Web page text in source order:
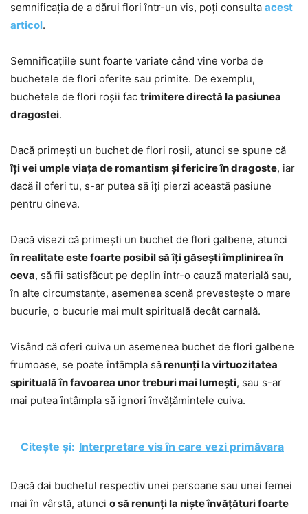
semnificația de a dărui flori într-un vis, poți consulta acest
articol.
Semnificațiile sunt foarte variate când vine vorba de
buchetele de flori oferite sau primite. De exemplu,
buchetele de flori roșii fac trimitere directă la pasiunea
dragostei.
Dacă primești un buchet de flori roșii, atunci se spune că
îți vei umple viața de romantism și fericire în dragoste, iar
dacă îl oferi tu, s-ar putea să îți pierzi această pasiune
pentru cineva.
Dacă visezi că primești un buchet de flori galbene, atunci
în realitate este foarte posibil să îți găsești împlinirea în
ceva, să fii satisfăcut pe deplin într-o cauză materială sau,
în alte circumstanțe, asemenea scenă prevestește o mare
bucurie, o bucurie mai mult spirituală decât carnală.
Visând că oferi cuiva un asemenea buchet de flori galbene
frumoase, se poate întâmpla sărenunți la virtuozitatea
spirituală în favoarea unor treburi mai lumești, sau s-ar
mai putea întâmpla să ignori învățămintele cuiva.
Citește și: Interpretare vis în care vezi primăvara
Dacă dai buchetul respectiv unei persoane sau unei femei
mai în vârstă, atunci o să renunți la niște învățături foarte